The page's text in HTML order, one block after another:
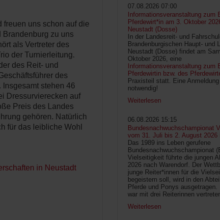
freuen uns schon auf die
zu uns
als Vertreter des
der Turnierleitung.
des Reit- und
des
stehen 46
Dressurvierecken auf
Preis des Landes
gehören. Natürlich
für das leibliche Wohl
in Neustadt
07.08.2026 07:00
Informationsveranstaltung zum
Pferdewirt*in am 3. Oktober
Neustadt (Dosse)
In der Landesreit- und
Brandenburgischen Haupt- und
Neustadt (Dosse) findet am
Oktober 2026, eine
Informationsveranstaltung zum
Pferdewirtin bzw. des
Praxisteil statt. Eine
notwendig!
Weiterlesen
06.08.2026 15:15
Bundesnachwuchschampionat
vom 31. Juli bis 2. August 2026
Das 1989 ins Leben gerufene
Bundesnachwuchschampionat
Vielseitigkeit führte die jungen
2026 nach Warendorf. Der
junge Reiter*innen für die
begeistern soll, wird in den
Pferde und Ponys ausgetragen.
war mit drei Reiterinnen
Weiterlesen